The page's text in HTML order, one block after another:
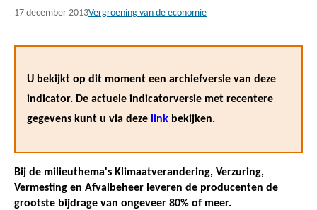
17 december 2013Vergroening van de economie
U bekijkt op dit moment een archiefversie van deze
indicator. De actuele indicatorversie met recentere
gegevens kunt u via deze link bekijken.
Bij de milieuthema's Klimaatverandering, Verzuring,
Vermesting en Afvalbeheer leveren de producenten de
grootste bijdrage van ongeveer 80% of meer.